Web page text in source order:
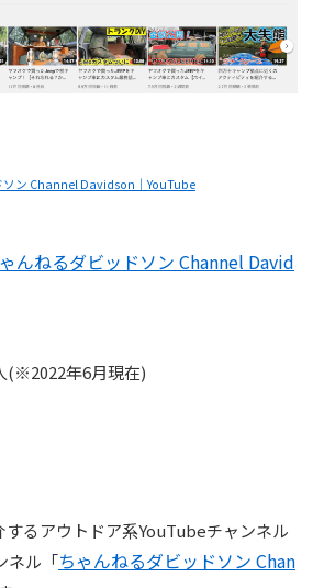
ソン Channel Davidson｜YouTube
んねるダビッドソン Channel David
(※2022年6月現在)
するアウトドア系YouTubeチャンネル
ネル「ちゃんねるダビッドソン Chan